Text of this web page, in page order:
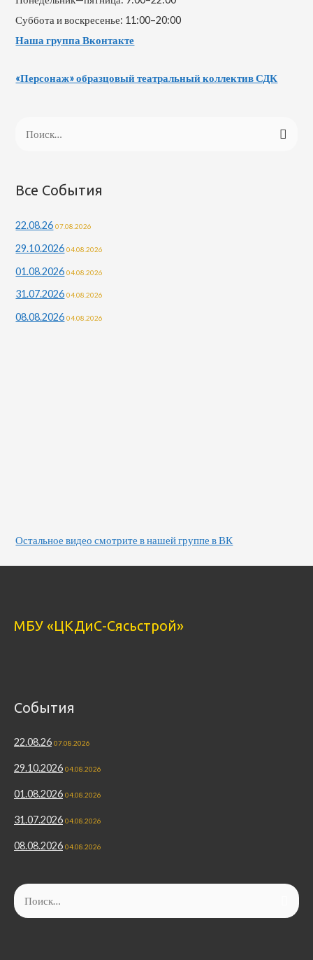
Суббота и воскресенье: 11:00–20:00
Наша группа Вконтакте
«Персонаж» образцовый театральный коллектив СДК
Все События
22.08.26 07.08.2026
29.10.2026 04.08.2026
01.08.2026 04.08.2026
31.07.2026 04.08.2026
08.08.2026 04.08.2026
Остальное видео смотрите в нашей группе в ВК
МБУ «ЦКДиС-Сясьстрой»
События
22.08.26 07.08.2026
29.10.2026 04.08.2026
01.08.2026 04.08.2026
31.07.2026 04.08.2026
08.08.2026 04.08.2026